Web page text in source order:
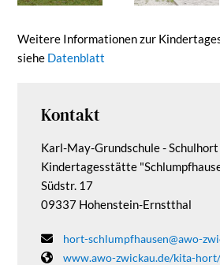
Weitere Informationen zur
siehe Datenblatt
Kontakt
Karl-May-Grundschule -
Kindertagesstätte
Südstr. 17
09337 Hohenstein-Ernstthal
hort-schlumpfhausen@awo-
www.awo-zwickau.de/kita-